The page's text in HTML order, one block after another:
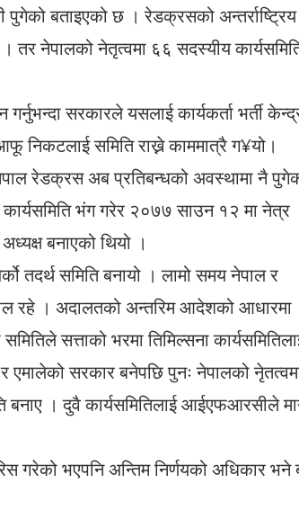
पुगेको बताइएको छ । रेडक्रसको अन्तर्राष्ट्रिय
तर नेपालको नेतृत्वमा ६६ सदस्यीय
सरकारले यसलाई कार्यकर्ता भर्ती
निकटलाई समिति राख्ने काममात्रै ग¥यो।
रेडक्रस अब प्रतिबन्धको अवस्थामा नै
कार्यसमिति भंग गरेर २०७७ साउन १२ मा नेत्र
बनाएको थियो ।
तदर्थ समिति बनायो । लामो समय नेपाल र
रहे । अदालतको अन्तरिम आदेशको आधारमा
सत्ताको भरमा तिमिल्सना
सरकार बनेपछि पुनः नेपालको
बनाए । दुवै कार्यसमितिलाई आईएफआरसीले
गरेको भएपनि अन्तिम निर्णयको अधिकार भने